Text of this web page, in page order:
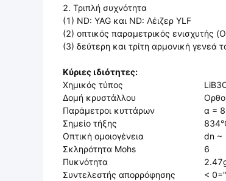
2. Τριπλή συχνότητα
(1) ND: YAG και ND: Λέιζερ YLF
(2) οπτικός παραμετρικός ενισχυτής
(3) δεύτερη και τρίτη αρμονική γενεά
Κύριες ιδιότητες:
Χημικός τύπος
Δομή κρυστάλλου
Παράμετροι κυττάρων
α =
Σημείο τήξης
Οπτική ομοιογένεια
dn ~
Σκληρότητα Mohs
6
Πυκνότητα
Συντελεστής απορρόφησης
<